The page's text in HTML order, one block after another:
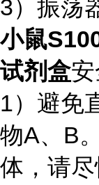
3）振荡
小鼠
试剂盒
1）避免
物A、B
体，请尽